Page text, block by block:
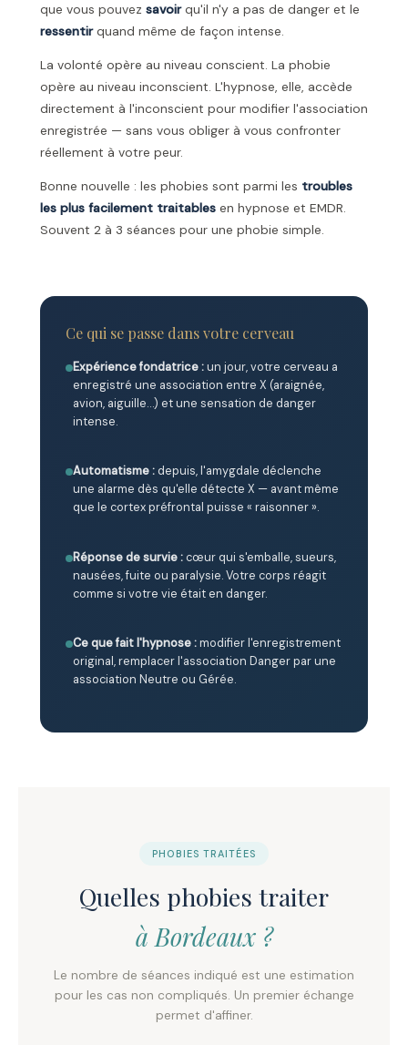
que vous pouvez savoirqu'il n'y a pas de danger et le
ressentirquand même de façon intense.
La volonté opère au niveau conscient. La phobie
opère au niveau inconscient. L'hypnose, elle, accède
directement à l'inconscient pour modifier l'association
enregistrée — sans vous obliger à vous confronter
réellement à votre peur.
Bonne nouvelle : les phobies sont parmi les troubles
les plus facilement traitables en hypnose et EMDR.
Souvent 2 à 3 séances pour une phobie simple.
Ce qui se passe dans votre cerveau
Expérience fondatrice :un jour, votre cerveau a
enregistré une association entre X (araignée,
avion, aiguille…) et une sensation de danger
intense.
Automatisme :depuis, l'amygdale déclenche
une alarme dès qu'elle détecte X — avant même
que le cortex préfrontal puisse « raisonner ».
Réponse de survie :cœur qui s'emballe, sueurs,
nausées, fuite ou paralysie. Votre corps réagit
comme si votre vie était en danger.
Ce que fait l'hypnose :modifier l'enregistrement
original, remplacer l'association Danger par une
association Neutre ou Gérée.
PHOBIES TRAITÉES
Quelles phobies traiter
à Bordeaux ?
Le nombre de séances indiqué est une estimation
pour les cas non compliqués. Un premier échange
permet d'affiner.